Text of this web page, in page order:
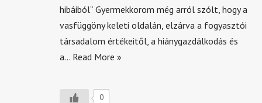
hibáiból” Gyermekkorom még arról szólt, hogy a
vasfüggöny keleti oldalán, elzárva a fogyasztói
társadalom értékeitől, a hiánygazdálkodás és
a… Read More »
0